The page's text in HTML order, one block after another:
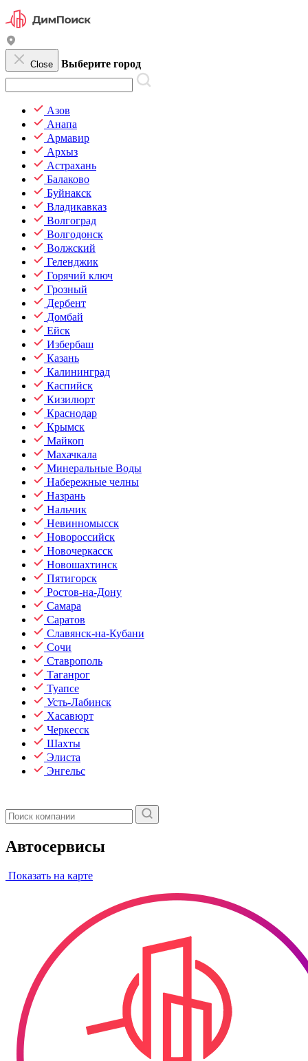
Close Выберите город
Азов
Анапа
Армавир
Архыз
Астрахань
Балаково
Буйнакск
Владикавказ
Волгоград
Волгодонск
Волжский
Геленджик
Горячий ключ
Грозный
Дербент
Домбай
Ейск
Избербаш
Казань
Калининград
Каспийск
Кизилюрт
Краснодар
Крымск
Майкоп
Махачкала
Минеральные Воды
Набережные челны
Назрань
Нальчик
Невинномысск
Новороссийск
Новочеркасск
Новошахтинск
Пятигорск
Ростов-на-Дону
Самара
Саратов
Славянск-на-Кубани
Сочи
Ставрополь
Таганрог
Туапсе
Усть-Лабинск
Хасавюрт
Черкесск
Шахты
Элиста
Энгельс
Автосервисы
Показать на карте